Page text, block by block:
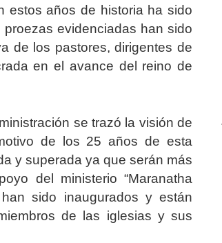
estos años de historia ha sido
evidenciadas han sido
de los pastores, dirigentes de
en el avance del reino de
se trazó la visión de
de los 25 años de esta
y superada ya que serán más
del ministerio “Maranatha
sido inaugurados y están
de las iglesias y sus